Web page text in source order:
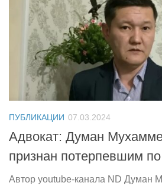
ПУБЛИКАЦИИ 07.03.2024
Адвокат: Думан
признан потерпевшим
Автор youtube-канала ND Думан